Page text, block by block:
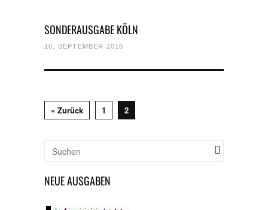
SONDERAUSGABE KÖLN
16. SEPTEMBER 2016
« Zurück 1 2
NEUE AUSGABEN